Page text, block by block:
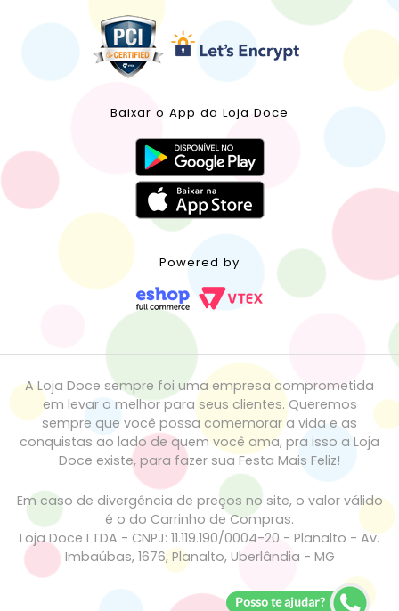
Baixar o App da Loja Doce
Powered by
A Loja Doce sempre foi uma empresa comprometida
em levar o melhor para seus clientes. Queremos
sempre que você possa comemorar a vida e as
conquistas ao lado de quem você ama, pra isso a Loja
Doce existe, para fazer sua Festa Mais Feliz!
Em caso de divergência de preços no site, o valor válido
é o do Carrinho de Compras.
Loja Doce LTDA - CNPJ: 11.119.190/0004-20 - Planalto - Av.
Imbaúbas, 1676, Planalto, Uberlândia - MG